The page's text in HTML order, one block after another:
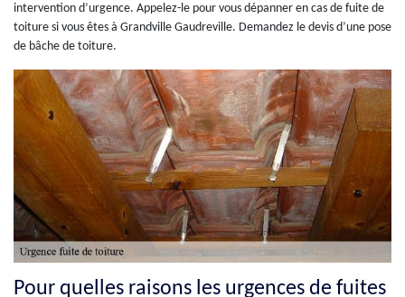
intervention d’urgence. Appelez-le pour vous dépanner en cas de fuite de
toiture si vous êtes à Grandville Gaudreville. Demandez le devis d’une pose
de bâche de toiture.
Pour quelles raisons les urgences de fuites